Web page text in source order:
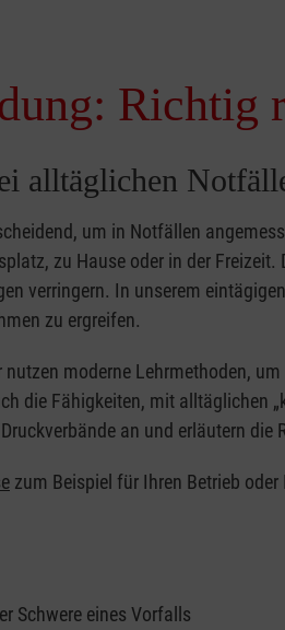
Richtig
alltäglichen
um in Notfällen
zu Hause oder in der
verringern. In unserem
zu ergreifen.
moderne Lehrmethoden,
die Fähigkeiten, mit alltäglichen
an und erläutern die
zum Beispiel für Ihren Betrieb
Schwere eines Vorfalls